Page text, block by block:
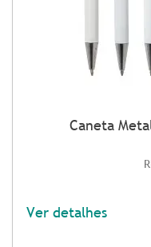
Caneta
Ver detalhes